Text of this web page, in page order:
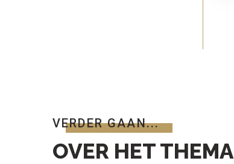
VERDER GAAN...
OVER HET THEMA